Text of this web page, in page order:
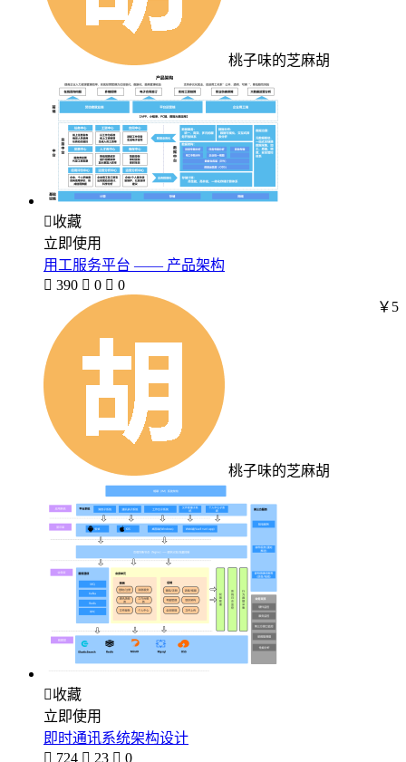
桃子味的芝麻胡
收藏
立即使用
用工服务平台 —— 产品架构
 390  0  0
桃子味的芝麻胡
￥5
收藏
立即使用
即时通讯系统架构设计
 724  23  0